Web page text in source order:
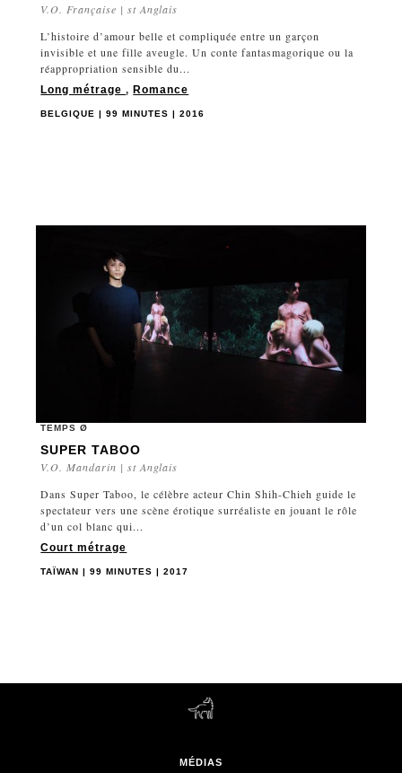
V.O. Française | st Anglais
L’histoire d’amour belle et compliquée entre un garçon
invisible et une fille aveugle. Un conte fantasmagorique ou la
réappropriation sensible du...
Long métrage,Romance
BELGIQUE | 99 MINUTES | 2016
TEMPS Ø
SUPER TABOO
V.O. Mandarin | st Anglais
Dans Super Taboo, le célèbre acteur Chin Shih-Chieh guide le
spectateur vers une scène érotique surréaliste en jouant le rôle
d’un col blanc qui...
Court métrage
TAÏWAN | 99 MINUTES | 2017
MÉDIAS